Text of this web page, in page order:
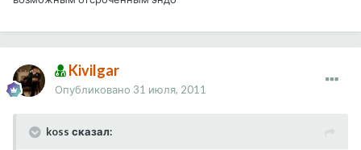
Kivilgar
Опубликовано 31 июля, 2011
koss сказал: